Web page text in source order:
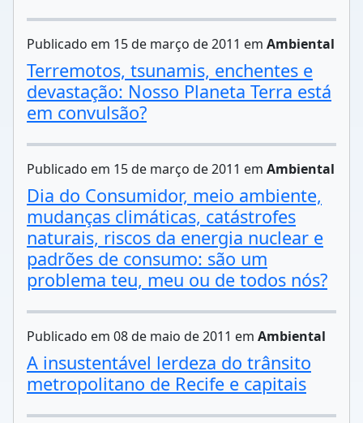
Publicado em 15 de março de 2011 em Ambiental
Terremotos, tsunamis, enchentes e
devastação: Nosso Planeta Terra está
em convulsão?
Publicado em 15 de março de 2011 em Ambiental
Dia do Consumidor, meio ambiente,
mudanças climáticas, catástrofes
naturais, riscos da energia nuclear e
padrões de consumo: são um
problema teu, meu ou de todos nós?
Publicado em 08 de maio de 2011 em Ambiental
A insustentável lerdeza do trânsito
metropolitano de Recife e capitais